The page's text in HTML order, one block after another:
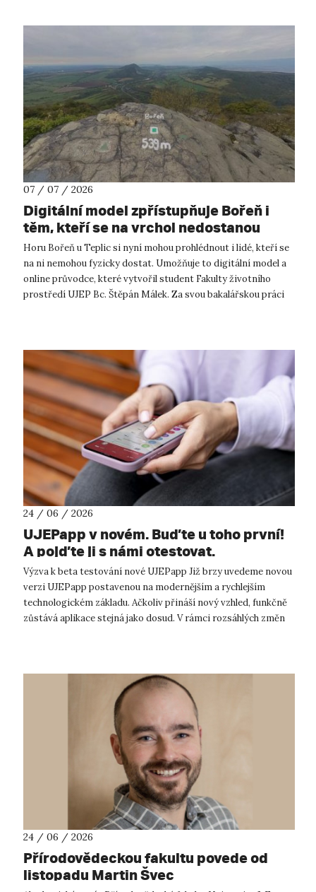
07 / 07 / 2026
Digitální model zpřístupňuje Bořeň i
těm, kteří se na vrchol nedostanou
Horu Bořeň u Teplic si nyní mohou prohlédnout i lidé, kteří se
na ni nemohou fyzicky dostat. Umožňuje to digitální model a
online průvodce, které vytvořil student Fakulty životního
prostředí UJEP Bc. Štěpán Málek. Za svou bakalářskou práci
24 / 06 / 2026
UJEPapp v novém. Buďte u toho první!
A pojďte ji s námi otestovat.
Výzva k beta testování nové UJEPapp Již brzy uvedeme novou
verzi UJEPapp postavenou na modernějším a rychlejším
technologickém základu. Ačkoliv přináší nový vzhled, funkčně
zůstává aplikace stejná jako dosud. V rámci rozsáhlých změn
24 / 06 / 2026
Přírodovědeckou fakultu povede od
listopadu Martin Švec